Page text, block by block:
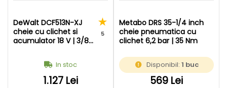
DeWalt DCF513N-XJ
cheie cu clichet si
acumulator 18 V | 3/8
| Fara acumulator si
incarcator | In cutie de
carton original
5
In stoc
1.127 Lei
Metabo DRS 35-1/4 inch
cheie pneumatica cu
clichet 6,2 bar | 35 Nm
Disponibil: 1 buc
569 Lei